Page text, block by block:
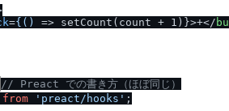
={() => setCount(count + 1)}>+</
// Preact での書き方（ほぼ同じ）
from 'preact/ hooks' ;